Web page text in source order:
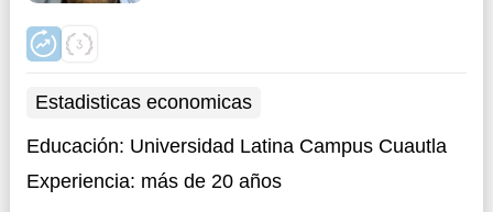
Estadisticas economicas
Educación: Universidad Latina Campus Cuautla
Experiencia: más de 20 años